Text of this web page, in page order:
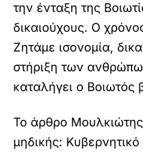
την ένταξη της
δικαιούχους. Ο
Ζητάμε ισονομία,
στήριξη των
καταλήγει ο Βοιωτός
Το άρθρο
μηδικής: